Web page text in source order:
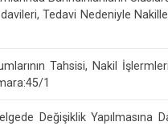
Tedavi Nedeniyle
Tahsisi, Nakil
1
Değişiklik Yapılmasına